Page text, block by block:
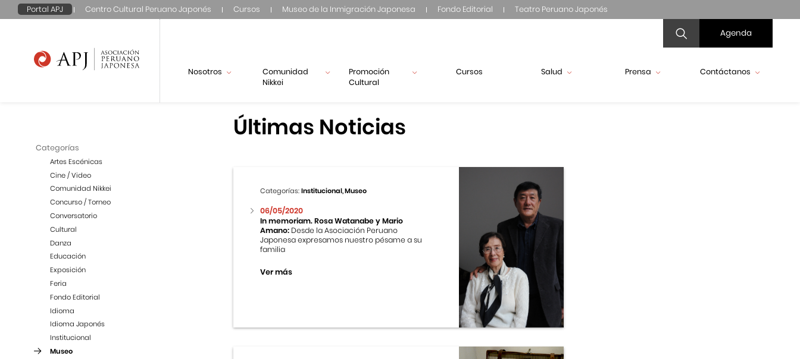
Portal APJ Centro Cultural Peruano Japonés Cursos Museo de la Inmigración Japonesa Fondo Editorial Teatro Peruano Japonés
Agenda
Nosotros
Comunidad
Nikkei
Promoción
Cultural
Cursos Salud Prensa Contáctanos
Categorías
Artes Escénicas
Cine / Video
Comunidad Nikkei
Concurso / Torneo
Conversatorio
Cultural
Danza
Educación
Exposición
Feria
Fondo Editorial
Idioma
Idioma Japonés
Institucional
Museo
Últimas Noticias
Categorías:Institucional, Museo
06/05/2020
In memoriam. Rosa Watanabe y Mario
Amano: Desde la Asociación Peruano
Japonesa expresamos nuestro pésame a su
familia
Ver más